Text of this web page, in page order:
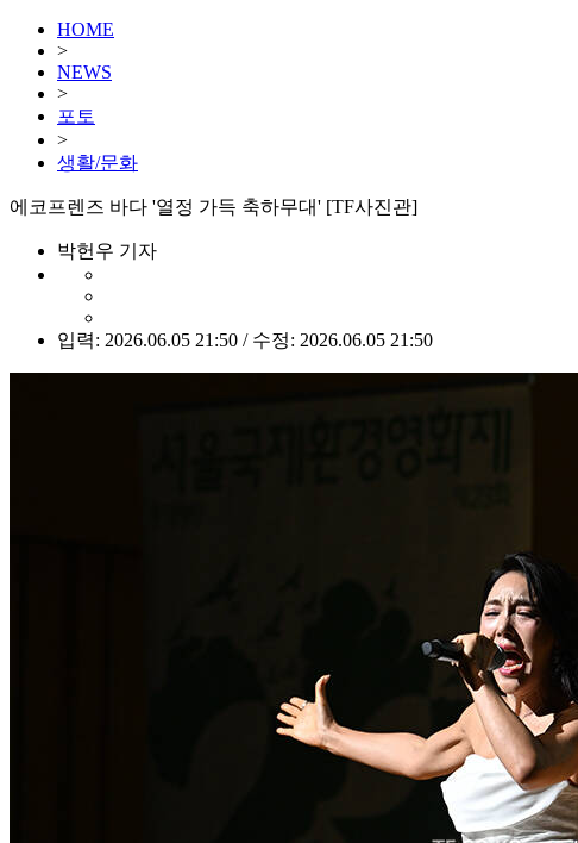
HOME
>
NEWS
>
포토
>
생활/문화
에코프렌즈 바다 '열정 가득 축하무대' [TF사진관]
박헌우 기자
입력: 2026.06.05 21:50 / 수정: 2026.06.05 21:50